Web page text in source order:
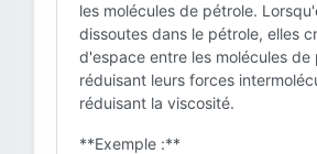
les molécules de pétrole.
dissoutes dans le pétrole, elles
d'espace entre les molécules de
réduisant leurs forces
réduisant la viscosité.
**Exemple :**